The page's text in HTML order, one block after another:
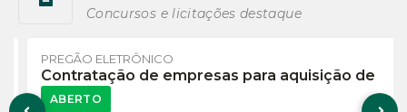
Concursos e licitações destaque
PREGÃO ELETRÔNICO
Contratação de empresas para aquisição de
medicamentos para dispensação à...
ABERTO